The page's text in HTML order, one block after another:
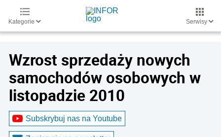
Kategorie Serwisy
Wzrost sprzedaży nowych
samochodów osobowych w
listopadzie 2010
Subskrybuj nas na Youtube